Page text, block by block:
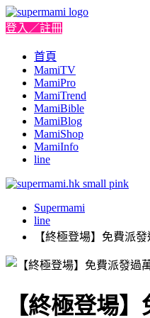
登入／註冊
首頁
MamiTV
MamiPro
MamiTrend
MamiBible
MamiBlog
MamiShop
MamiInfo
line
Supermami
line
【終極登場】免費派
【終極登場